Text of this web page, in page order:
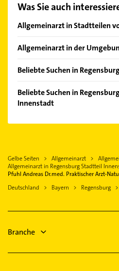
unserem Kontaktdaten-
finden Sie alle Kontaktdaten
Was Sie auch
Allgemeinarzt in Stadtteilen
Burgweinting-Harting
Kasernenviertel
Kumpfmühl-Ziegetsdorf-
Reinhausen
Allgemeinarzt in der
Lappersdorf
Sinzing
Tegernheim
Donaustauf
Bad Abbach
Wenzenbach
Beliebte Suchen in
Bestatter
Bauunternehmen
Heizungsfirmen
Zahnarzt
Elektriker
Beliebte Suchen in
Innenstadt
Immobilienmakler
Zahnarzt
Rechtsanwalt
Krankengymnastik
Gelbe Seiten Allgemeinarzt
Allgemeinarzt in Regensburg Stadtteil
Pfuhl Andreas Dr.med. Praktischer Arzt-
Deutschland
Bayern Regensburg
Branche